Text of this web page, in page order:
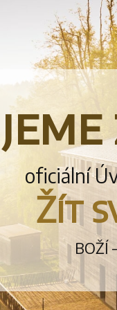
oficiální
Žít
BOŽÍ